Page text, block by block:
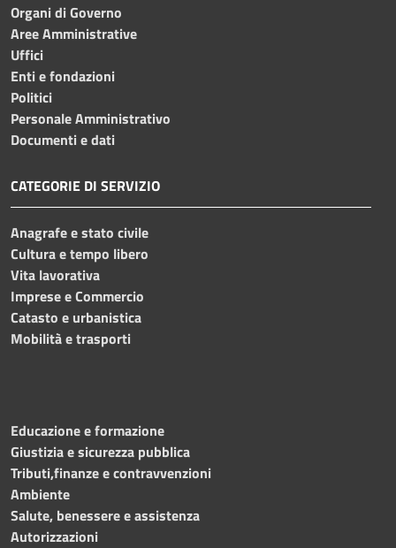
Organi di Governo
Aree Amministrative
Uffici
Enti e fondazioni
Politici
Personale Amministrativo
Documenti e dati
CATEGORIE DI SERVIZIO
Anagrafe e stato civile
Cultura e tempo libero
Vita lavorativa
Imprese e Commercio
Catasto e urbanistica
Mobilità e trasporti
Educazione e formazione
Giustizia e sicurezza pubblica
Tributi,finanze e contravvenzioni
Ambiente
Salute, benessere e assistenza
Autorizzazioni